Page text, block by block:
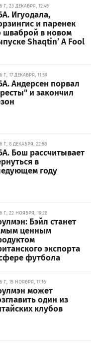
Г., 23 ДЕКАБРЯ, 12:45
Игуодала,
и паренек
шваброй в новом
Shaqtin’ A Fool
Г., 17 ДЕКАБРЯ, 11:59
Андерсен порвал
и закончил
Г., 8 ДЕКАБРЯ, 22:58
Бош рассчитывает
в
году
Г., 22 НОЯБРЯ, 19:28
Бэйл станет
ценным
экспорта
футбола
Г., 15 НОЯБРЯ, 17:16
может
один из
клубов